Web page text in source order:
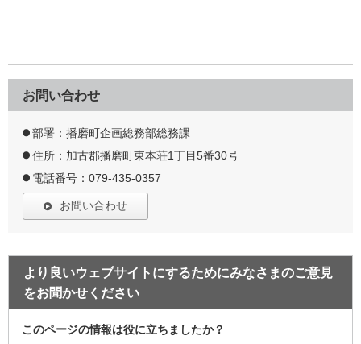
お問い合わせ
部署：播磨町企画総務部総務課
住所：加古郡播磨町東本荘1丁目5番30号
電話番号：079-435-0357
お問い合わせ
より良いウェブサイトにするためにみなさまのご意見
をお聞かせください
このページの情報は役に立ちましたか？